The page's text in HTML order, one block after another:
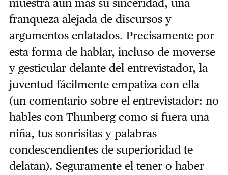
franqueza alejada de discursos y
argumentos enlatados. Precisamente por
esta forma de hablar, incluso de moverse
y gesticular delante del entrevistador, la
juventud fácilmente empatiza con ella
(un comentario sobre el entrevistador: no
hables con Thunberg como si fuera una
niña, tus sonrisitas y palabras
condescendientes de superioridad te
delatan). Seguramente el tener o haber